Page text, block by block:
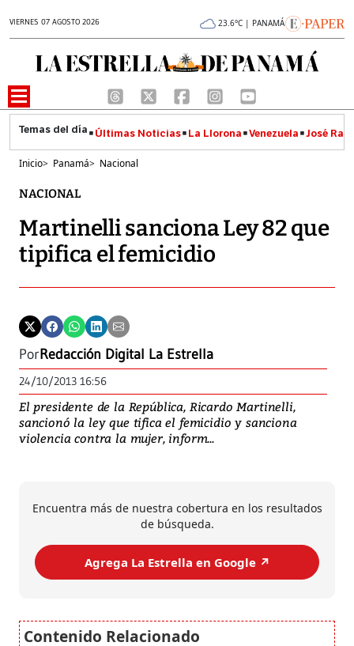
VIERNES 07 AGOSTO 2026 23.6°C | PANAMÁ
Últimas Noticias La Llorona Venezuela José
Inicio> Panamá> Nacional
NACIONAL
Martinelli sanciona Ley 82 que
tipifica el femicidio
PorRedacción Digital La Estrella
24/10/2013 16:56
El presidente de la República, Ricardo Martinelli,
sancionó la ley que tifica el femicidio y sanciona
violencia contra la mujer, inform...
Encuentra más de nuestra cobertura en los resultados
de búsqueda.
Agrega La Estrella en Google ↗️